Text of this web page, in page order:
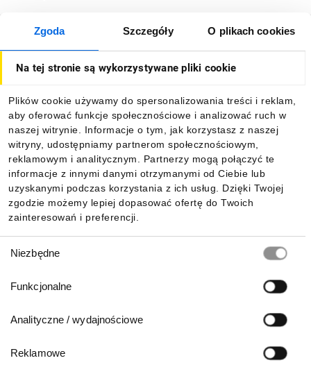
Zgoda Szczegóły O plikach cookies
Na tej stronie są wykorzystywane pliki cookie
Plików cookie używamy do spersonalizowania treści i reklam,
aby oferować funkcje społecznościowe i analizować ruch w
naszej witrynie. Informacje o tym, jak korzystasz z naszej
witryny, udostępniamy partnerom społecznościowym,
reklamowym i analitycznym. Partnerzy mogą połączyć te
informacje z innymi danymi otrzymanymi od Ciebie lub
uzyskanymi podczas korzystania z ich usług. Dzięki Twojej
zgodzie możemy lepiej dopasować ofertę do Twoich
zainteresowań i preferencji.
zgody
Niezbędne
Funkcjonalne
Analityczne / wydajnościowe
Reklamowe
O firmie
Informacje
Pobierz naszą aplikację mobilną: